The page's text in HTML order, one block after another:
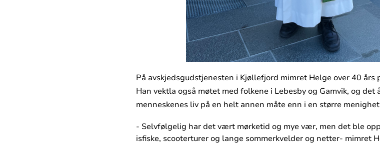
På avskjedsgudstjenesten i Kjøllefjord mimret Helge over 40
Han vektla også møtet med folkene i Lebesby og Gamvik, og
menneskenes liv på en helt annen måte enn i en større
- Selvfølgelig har det vært mørketid og mye vær, men det ble
isfiske, scooterturer og lange sommerkvelder og netter- mimret